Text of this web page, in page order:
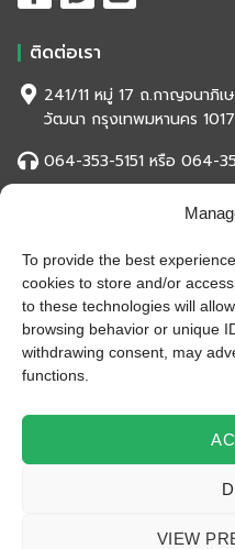
To provide the best
cookies to store and/or
to these technologies will
browsing behavior or unique
withdrawing consent, may
functions.
VIEW
ติดต่อเรา
241/11 หมู่ 17 ถ.กาญจนาภิ
วัฒนา กรุงเทพมหานคร
064-353-5151 หรือ 064-
สถิติของเว็บไซต์
หน้าที่เข้าชม
ผู้ชมทั้งหมด
เปิดบริษัท
เปิดร้านออนไลน์
© 2019 EksuwanKased(2001)